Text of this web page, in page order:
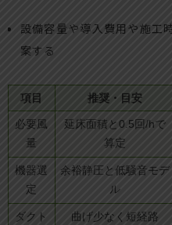
設備容量や導入費用や施工
案する
項目 推奨・目安
必要風
量
延床面積と0.5回/hで
算定
機器選
定
余裕静圧と低騒音モデ
ル
ダクト 曲げ少なく短経路